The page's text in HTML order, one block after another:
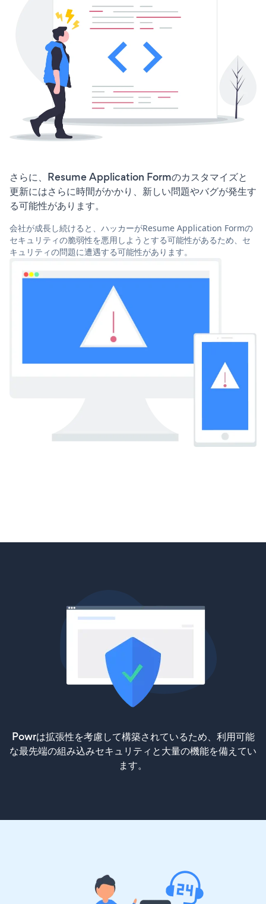
さらに、Resume Application Formのカスタマイズと
更新にはさらに時間がかかり、新しい問題やバグが発生す
る可能性があります。
会社が成長し続けると、ハッカーがResume Application Formの
セキュリティの脆弱性を悪用しようとする可能性があるため、セ
キュリティの問題に遭遇する可能性があります。
Powrは拡張性を考慮して構築されているため、利用可能
な最先端の組み込みセキュリティと大量の機能を備えてい
ます。